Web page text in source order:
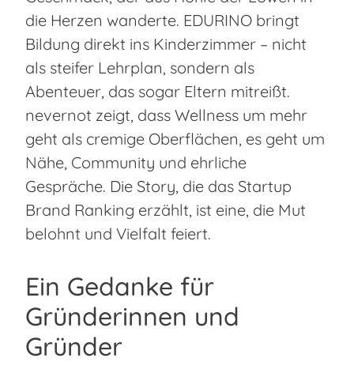
die Herzen wanderte. EDURINO bringt
Bildung direkt ins Kinderzimmer – nicht
als steifer Lehrplan, sondern als
Abenteuer, das sogar Eltern mitreißt.
nevernot zeigt, dass Wellness um mehr
geht als cremige Oberflächen, es geht um
Nähe, Community und ehrliche
Gespräche. Die Story, die das Startup
Brand Ranking erzählt, ist eine, die Mut
belohnt und Vielfalt feiert.
Ein Gedanke für
Gründerinnen und
Gründer